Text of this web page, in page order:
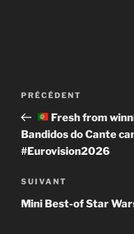
Navigation
l’article
Article
précédent
PRÉCÉDENT
Fresh from
Bandidos do Cante
#Eurovision2026
Article
suivant
SUIVANT
Mini Best-of Star